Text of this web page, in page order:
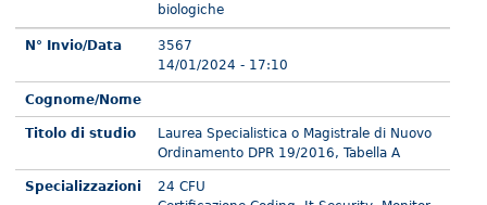
biologiche
N° Invio/Data
3567
14/01/2024 - 17:10
Cognome/Nome
Titolo di studio
Laurea Specialistica o Magistrale di Nuovo
Ordinamento DPR 19/2016, Tabella A
Specializzazioni
24 CFU